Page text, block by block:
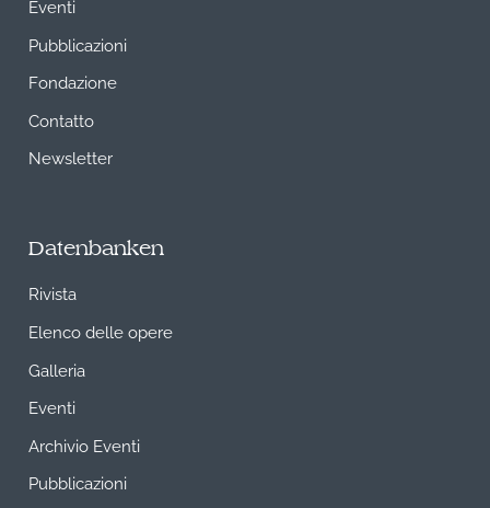
Eventi
Pubblicazioni
Fondazione
Contatto
Newsletter
Datenbanken
Rivista
Elenco delle opere
Galleria
Eventi
Archivio Eventi
Pubblicazioni